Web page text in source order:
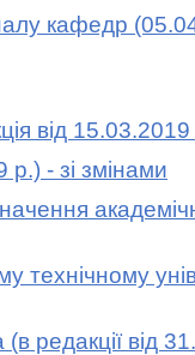
кафедр
від 15.03.2019
- зі змінами
від